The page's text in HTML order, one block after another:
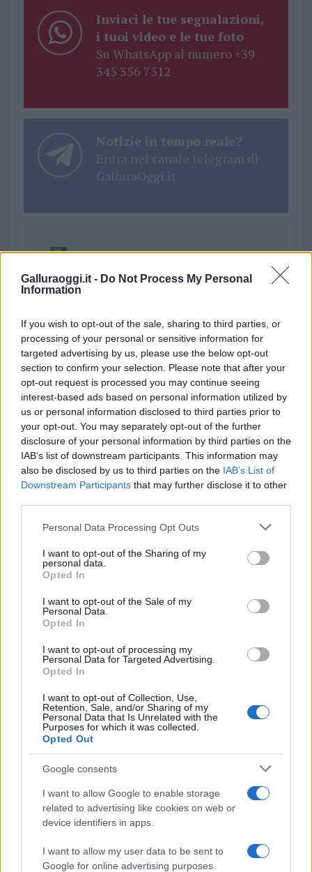
Galluraoggi.it - Do Not Process My Personal
Information
If you wish to opt-out of the sale, sharing to third parties, or
processing of your personal or sensitive information for
targeted advertising by us, please use the below opt-out
section to confirm your selection. Please note that after your
opt-out request is processed you may continue seeing
interest-based ads based on personal information utilized by
us or personal information disclosed to third parties prior to
your opt-out. You may separately opt-out of the further
disclosure of your personal information by third parties on the
IAB’s list of downstream participants. This information may
also be disclosed by us to third parties on the IAB’s List of
Downstream Participants that may further disclose it to other
Please note that this website/app uses one or more Google
not limited to your visit or usage behaviour. You may click to
grant or deny consent to Google and its third-party tags to
use your data for below specified purposes in below Google
consent section.
Personal Data Processing Opt Outs
I want to opt-out of the Sharing of my
personal data.
Opted In
I want to opt-out of the Sale of my
Personal Data.
Opted In
I want to opt-out of processing my
Personal Data for Targeted Advertising.
Opted In
I want to opt-out of Collection, Use,
Retention, Sale, and/or Sharing of my
Personal Data that Is Unrelated with the
Purposes for which it was collected.
Opted Out
Google consents
I want to allow Google to enable storage
related to advertising like cookies on web or
device identifiers in apps.
I want to allow my user data to be sent to
Google for online advertising purposes.
Inviaci le tue segnalazioni,
i tuoi video e le tue foto
Su WhatsApp al numero +39
345 356 7512
Notizie in tempo reale?
Entra nel canale telegram di
GalluraOggi.it
Ricevi le nostre ultime news
Condividi l'articolo
F
a
ce
b
o
o
k
T
w
it
te
r
Pi
n
te
re
st
W
h
at
s
A
p
p
S
h
a
re
Articolo precedente
Prossimo articolo
carabinieri
Auto prende fuoco sulla strada statale 125 a
Olbia, cosa è successo
Incidente sulla 125 a Olbia, due auto coinvolte:
danni ingenti
Auto finisce contro un muretto, un ferito ad
Arzachena
moto: un ferito
2026